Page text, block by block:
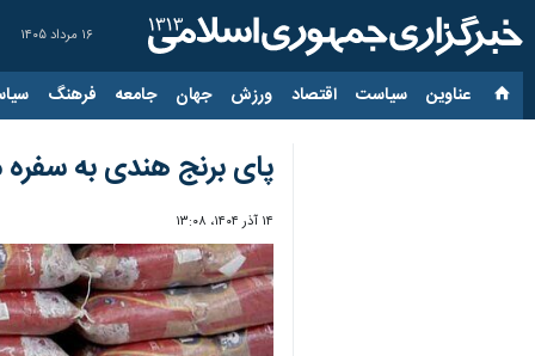
۱۶ مرداد ۱۴۰۵
عناوین‌ سیاست اقتصاد ورزش جهان جامعه فرهنگ
پای برنج هندی به سفره‌
۱۴ آذر ۱۴۰۴، ۱۳:۰۸